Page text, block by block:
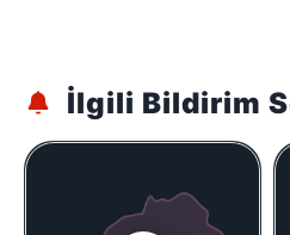
İlgili Bildirim